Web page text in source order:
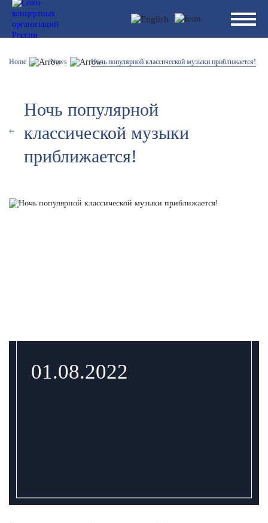
Home News Ночь популярной классической музыки приближается!
Ночь популярной
классической музыки
приближается!
01.08.2022